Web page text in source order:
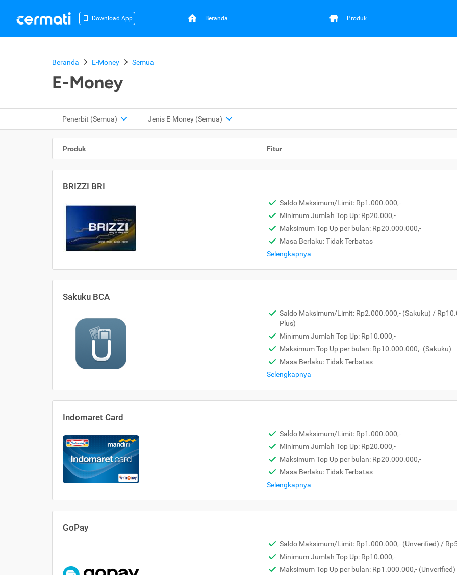
Download App Beranda Produk
Beranda E-Money Semua
E-Money
Penerbit (Semua) Jenis E-Money (Semua)
Produk Fitur
BRIZZI BRI
Saldo Maksimum/Limit: Rp1.000.000,-
Minimum Jumlah Top Up: Rp20.000,-
Maksimum Top Up per bulan: Rp20.000.000,-
Masa Berlaku: Tidak Terbatas
Selengkapnya
Sakuku BCA
Saldo Maksimum/Limit: Rp2.000.000,- (Sakuku) /
Plus)
Minimum Jumlah Top Up: Rp10.000,-
Maksimum Top Up per bulan: Rp10.000.000,- (Sakuku)
Masa Berlaku: Tidak Terbatas
Selengkapnya
Indomaret Card
Saldo Maksimum/Limit: Rp1.000.000,-
Minimum Jumlah Top Up: Rp20.000,-
Maksimum Top Up per bulan: Rp20.000.000,-
Masa Berlaku: Tidak Terbatas
Selengkapnya
GoPay
Saldo Maksimum/Limit: Rp1.000.000,- (Unverified) /
Minimum Jumlah Top Up: Rp10.000,-
Maksimum Top Up per bulan: Rp1.000.000,-